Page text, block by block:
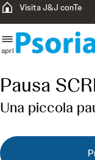
Visita J&J conTe
apri
Pausa
Una piccola